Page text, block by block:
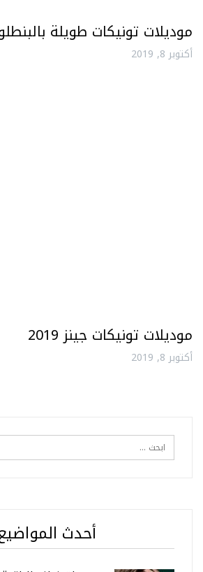
موديلات تونيكات طويلة
أكتوبر 8, 2019
موديلات تونيكات جينز 2019
أكتوبر 8, 2019
أحدث